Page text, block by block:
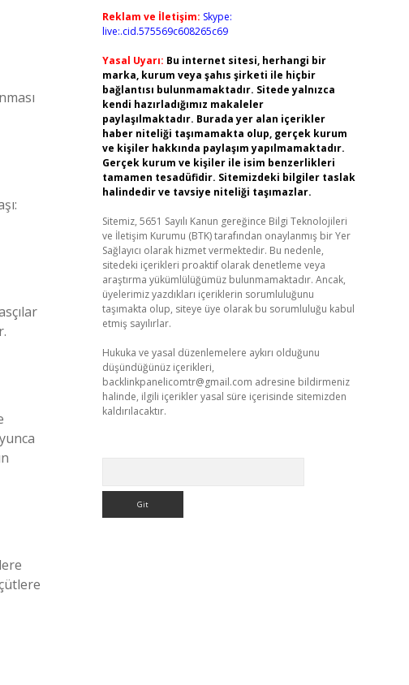
Reklam ve İletişim: Skype:
live:.cid.575569c608265c69
Yasal Uyarı: Bu internet sitesi, herhangi bir
marka, kurum veya şahıs şirketi ile hiçbir
bağlantısı bulunmamaktadır. Sitede yalnızca
kendi hazırladığımız makaleler
paylaşılmaktadır. Burada yer alan içerikler
haber niteliği taşımamakta olup, gerçek kurum
ve kişiler hakkında paylaşım yapılmamaktadır.
Gerçek kurum ve kişiler ile isim benzerlikleri
tamamen tesadüfidir. Sitemizdeki bilgiler taslak
halindedir ve tavsiye niteliği taşımazlar.
Sitemiz, 5651 Sayılı Kanun gereğince Bilgi Teknolojileri
ve İletişim Kurumu (BTK) tarafından onaylanmış bir Yer
Sağlayıcı olarak hizmet vermektedir. Bu nedenle,
sitedeki içerikleri proaktif olarak denetleme veya
araştırma yükümlülüğümüz bulunmamaktadır. Ancak,
üyelerimiz yazdıkları içeriklerin sorumluluğunu
taşımakta olup, siteye üye olarak bu sorumluluğu kabul
etmiş sayılırlar.
Hukuka ve yasal düzenlemelere aykırı olduğunu
düşündüğünüz içerikleri,
backlinkpanelicomtr@gmail.com adresine bildirmeniz
halinde, ilgili içerikler yasal süre içerisinde sitemizden
kaldırılacaktır.